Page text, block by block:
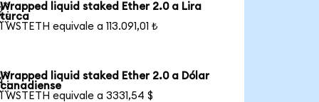
Wrapped liquid staked Ether 2.0 a Lira
turca
1 WSTETH equivale a 113.091,01 ₺
Wrapped liquid staked Ether 2.0 a Dólar
canadiense
1 WSTETH equivale a 3331,54 $